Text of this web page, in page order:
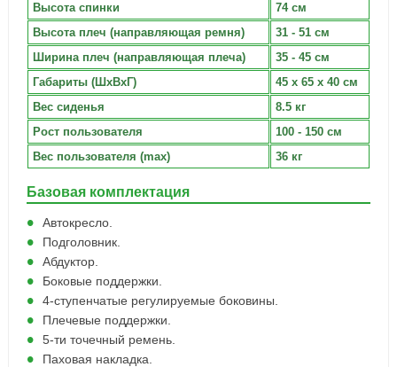
Высота спинки
74 см
Высота плеч (направляющая ремня)
31 - 51 см
Ширина плеч (направляющая плеча)
35 - 45 см
Габариты (ШхВхГ)
45 x 65 x 40 см
Вес сиденья
8.5 кг
Рост пользователя
100 - 150 см
Вес пользователя (max)
36 кг
Базовая комплектация
Автокресло.
Подголовник.
Абдуктор.
Боковые поддержки.
4-ступенчатые регулируемые боковины.
Плечевые поддержки.
5-ти точечный ремень.
Паховая накладка.